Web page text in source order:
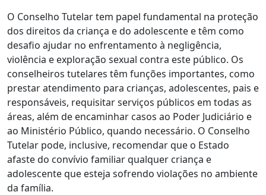
O Conselho Tutelar tem papel fundamental na proteção
dos direitos da criança e do adolescente e têm como
desafio ajudar no enfrentamento à negligência,
violência e exploração sexual contra este público. Os
conselheiros tutelares têm funções importantes, como
prestar atendimento para crianças, adolescentes, pais e
responsáveis, requisitar serviços públicos em todas as
áreas, além de encaminhar casos ao Poder Judiciário e
ao Ministério Público, quando necessário. O Conselho
Tutelar pode, inclusive, recomendar que o Estado
afaste do convívio familiar qualquer criança e
adolescente que esteja sofrendo violações no ambiente
da família.